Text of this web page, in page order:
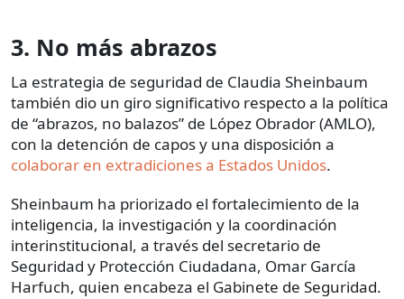
3. No más abrazos
La estrategia de seguridad de Claudia Sheinbaum
también dio un giro significativo respecto a la política
de “abrazos, no balazos” de López Obrador (AMLO),
con la detención de capos y una disposición a
colaborar en extradiciones a Estados Unidos.
Sheinbaum ha priorizado el fortalecimiento de la
inteligencia, la investigación y la coordinación
interinstitucional, a través del secretario de
Seguridad y Protección Ciudadana, Omar García
Harfuch, quien encabeza el Gabinete de Seguridad.